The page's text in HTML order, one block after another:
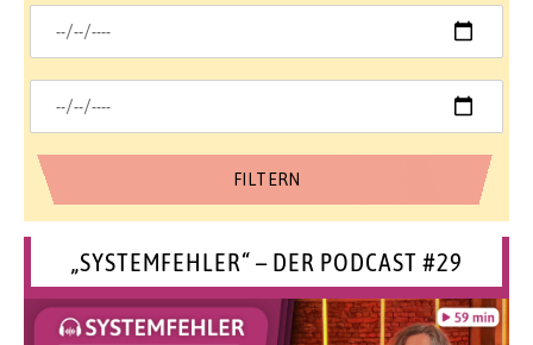
„SYSTEMFEHLER“ – DER PODCAST #29